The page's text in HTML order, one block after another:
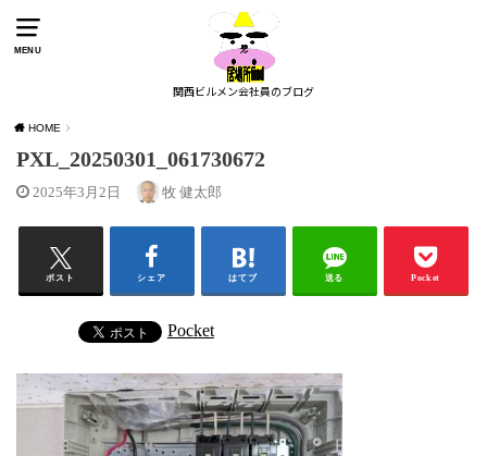
MENU
関西ビルメン会社員のブログ
HOME
PXL_20250301_061730672
2025年3月2日 牧 健太郎
ポスト シェア はてブ 送る Pocket
Pocket